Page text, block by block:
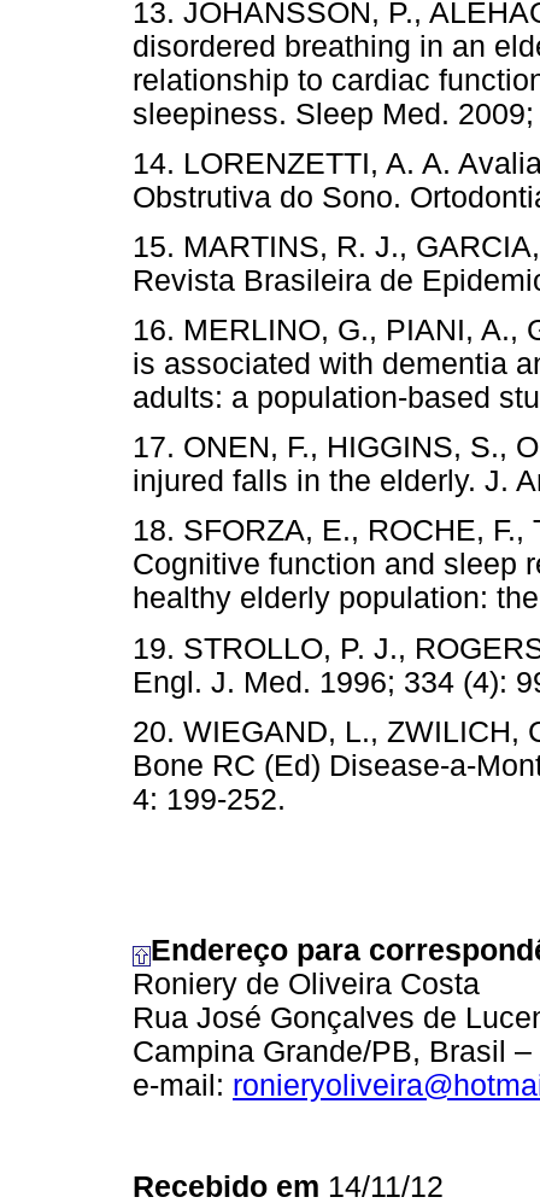
13. JOHANSSON, P.,
disordered breathing in an
relationship to cardiac
sleepiness. Sleep Med.
14. LORENZETTI, A. A.
Obstrutiva do Sono.
15. MARTINS, R. J.,
Revista Brasileira de
16. MERLINO, G., PIANI, A.,
is associated with dementia
adults: a population-based
17. ONEN, F., HIGGINS, S.,
injured falls in the elderly. J.
18. SFORZA, E., ROCHE,
Cognitive function and sleep
healthy elderly population:
19. STROLLO, P. J.,
Engl. J. Med. 1996; 334 (4):
20. WIEGAND, L., ZWILICH,
Bone RC (Ed) Disease-a-
4: 199-252.
Endereço para
Roniery de Oliveira Costa
Rua José Gonçalves de
Campina Grande/PB, Brasil
e-mail:
Recebido em 14/11/12